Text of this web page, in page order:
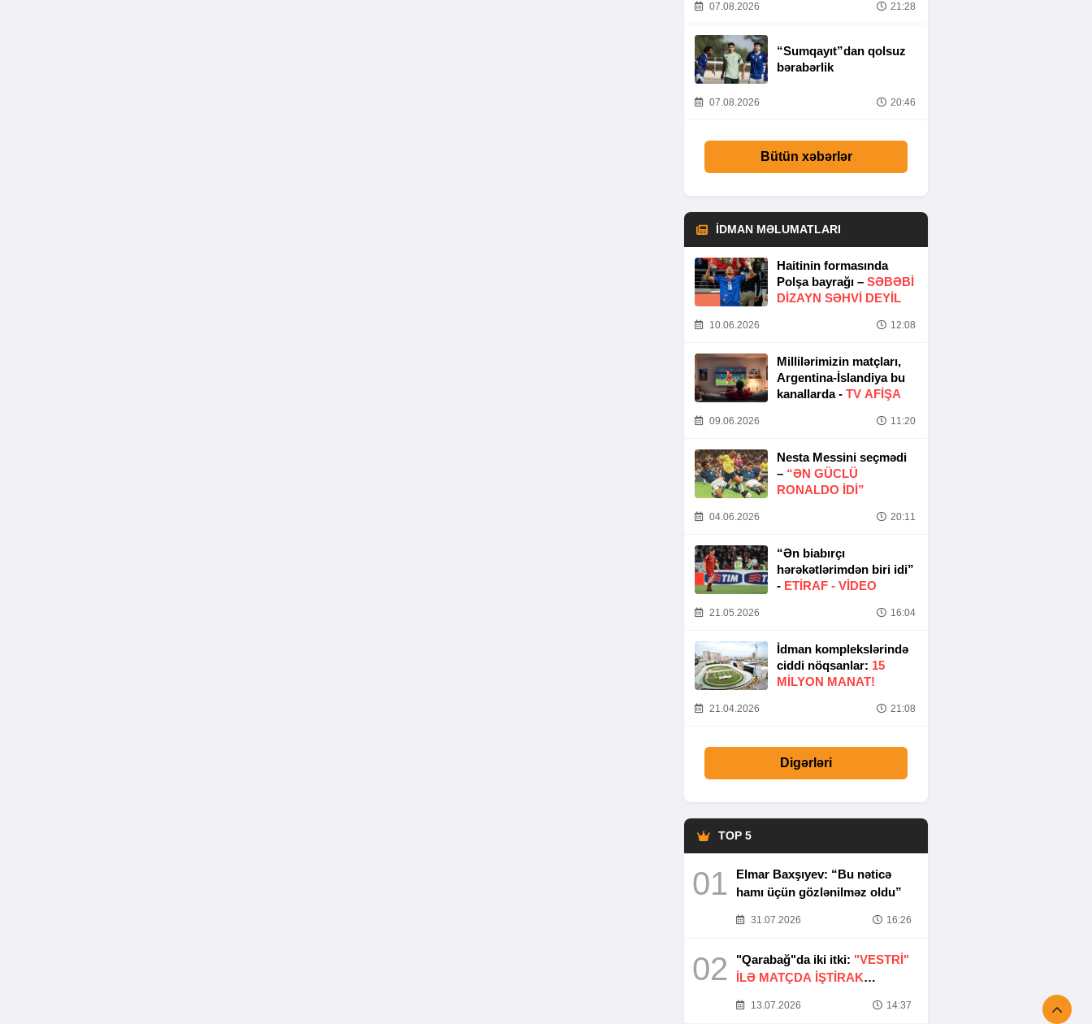
07.08.2026 21:28
“Sumqayıt”dan qolsuz
bərabərlik
07.08.2026 20:46
Bütün xəbərlər
İDMAN MƏLUMATLARI
Haitinin formasında
Polşa bayrağı – SƏBƏBI
DIZAYN SƏHVI DEYIL
10.06.2026 12:08
Millilərimizin matçları,
Argentina-İslandiya bu
kanallarda - TV AFİŞA
09.06.2026 11:20
Nesta Messini seçmədi
– “ƏN GÜCLÜ
RONALDO IDI”
04.06.2026 20:11
“Ən biabırçı
hərəkətlərimdən biri idi”
- ETIRAF - VİDEO
21.05.2026 16:04
İdman komplekslərində
ciddi nöqsanlar: 15
MILYON MANAT!
21.04.2026 21:08
Digərləri
TOP 5
01
Elmar Baxşıyev: “Bu nəticə
hamı üçün gözlənilməz oldu”
31.07.2026 16:26
02 "Qarabağ"da iki itki: "VESTRİ"
İLƏ MATÇDA İŞTİRAK
13.07.2026 14:37